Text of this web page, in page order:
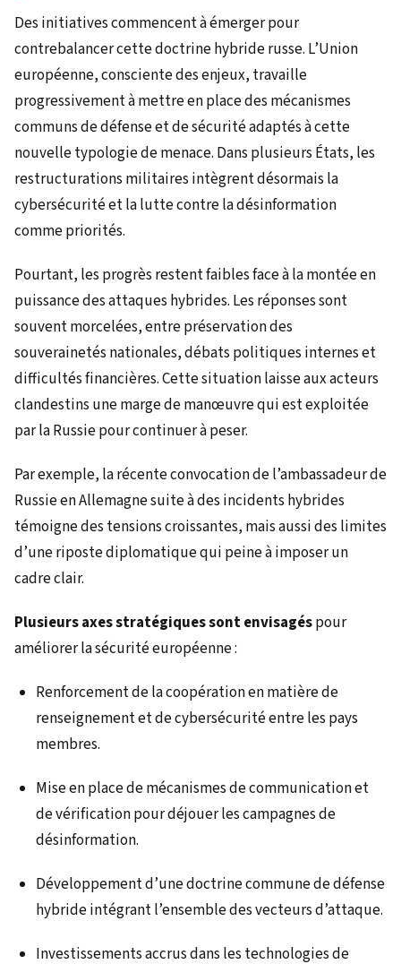
Des initiatives commencent à émerger pour
contrebalancer cette doctrine hybride russe. L’Union
européenne, consciente des enjeux, travaille
progressivement à mettre en place des mécanismes
communs de défense et de sécurité adaptés à cette
nouvelle typologie de menace. Dans plusieurs États, les
restructurations militaires intègrent désormais la
cybersécurité et la lutte contre la désinformation
comme priorités.
Pourtant, les progrès restent faibles face à la montée en
puissance des attaques hybrides. Les réponses sont
souvent morcelées, entre préservation des
souverainetés nationales, débats politiques internes et
difficultés financières. Cette situation laisse aux acteurs
clandestins une marge de manœuvre qui est exploitée
par la Russie pour continuer à peser.
Par exemple, la récente convocation de l’ambassadeur de
Russie en Allemagne suite à des incidents hybrides
témoigne des tensions croissantes, mais aussi des limites
d’une riposte diplomatique qui peine à imposer un
cadre clair.
Plusieurs axes stratégiques sont envisagéspour
améliorer la sécurité européenne :
Renforcement de la coopération en matière de
renseignement et de cybersécurité entre les pays
membres.
Mise en place de mécanismes de communication et
de vérification pour déjouer les campagnes de
désinformation.
Développement d’une doctrine commune de défense
hybride intégrant l’ensemble des vecteurs d’attaque.
Investissements accrus dans les technologies de